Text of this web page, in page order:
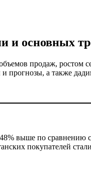
и основных
продаж, ростом
а также
выше по сравнению
покупателей